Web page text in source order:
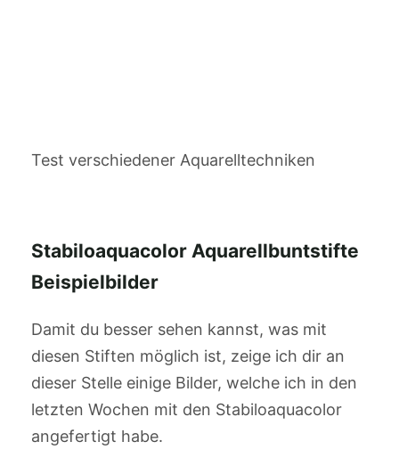
Test verschiedener Aquarelltechniken
Stabiloaquacolor Aquarellbuntstifte
Beispielbilder
Damit du besser sehen kannst, was mit
diesen Stiften möglich ist, zeige ich dir an
dieser Stelle einige Bilder, welche ich in den
letzten Wochen mit den Stabiloaquacolor
angefertigt habe.